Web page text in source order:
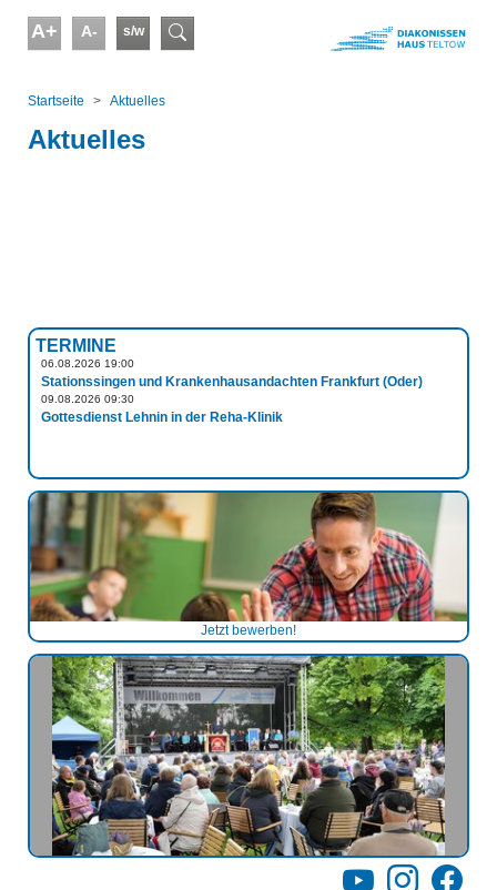
A+ A- s/w Suchformular
Startseite
Aktuelles
Aktuelles
TERMINE
06.08.2026 19:00
Stationssingen und Krankenhausandachten Frankfurt (Oder)
09.08.2026 09:30
Gottesdienst Lehnin in der Reha-Klinik
Jetzt bewerben!